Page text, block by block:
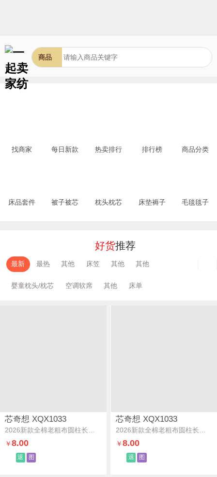
商品
找商家 每日新款 热卖排行 排行榜 商品分类
床品套件 被子被芯 枕头枕芯 床垫褥子 毛毯毯子
好货推荐
最新 最热 其他 床笠 其他 其他
婴童枕头/枕芯 空调软席 其他 床单
芯奇想 XQX1033
￥8.00
退 图
芯奇想 XQX1033
￥ 8.00
退 图